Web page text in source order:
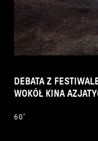
DEBATA Z
WOKÓŁ KINA
60’